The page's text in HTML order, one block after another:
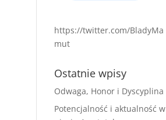
https://twitter.com/BladyMa
mut
Ostatnie wpisy
Odwaga, Honor i Dyscyplina
Potencjalność i aktualność w